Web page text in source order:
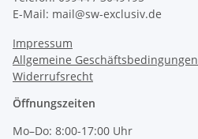
E-Mail: mail@sw-exclusiv.de
Impressum
Allgemeine Geschäftsbedingungen
Widerrufsrecht
Öffnungszeiten
Mo–Do: 8:00-17:00 Uhr